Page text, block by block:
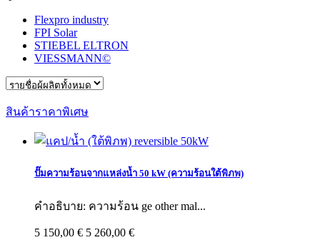
Flexpro industry
FPI Solar
STIEBEL ELTRON
VIESSMANN©
สินค้าราคาพิเศษ
ปั๊มความร้อนจากแหล่งน้ำ 50 kW (ความร้อนใต้พิภพ)
คำอธิบาย: ความร้อน ge other mal...
5 150,00 € 5 260,00 €